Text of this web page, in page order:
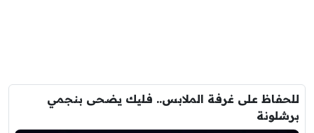
للحفاظ على غرفة الملابس.. فليك يضحى بنجمي
برشلونة